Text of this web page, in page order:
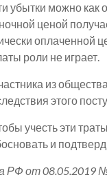
убытки можно как
ценой
оплаченной
роли не играет.
из
этого
учесть эти
и
от 08.05.2019